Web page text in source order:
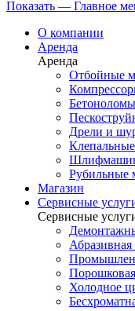
Показать — Главное
О компании
Аренда
Аренда
Отбойные
Бетоноломы
Дрели и
Рубильные
Магазин
Сервисные
Сервисные
Абразивная
Холодное